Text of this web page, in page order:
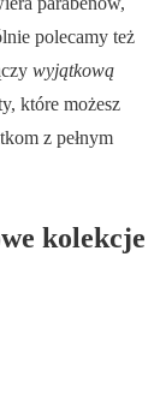
polecamy też
wyjątkową
które możesz
z pełnym
kolekcje